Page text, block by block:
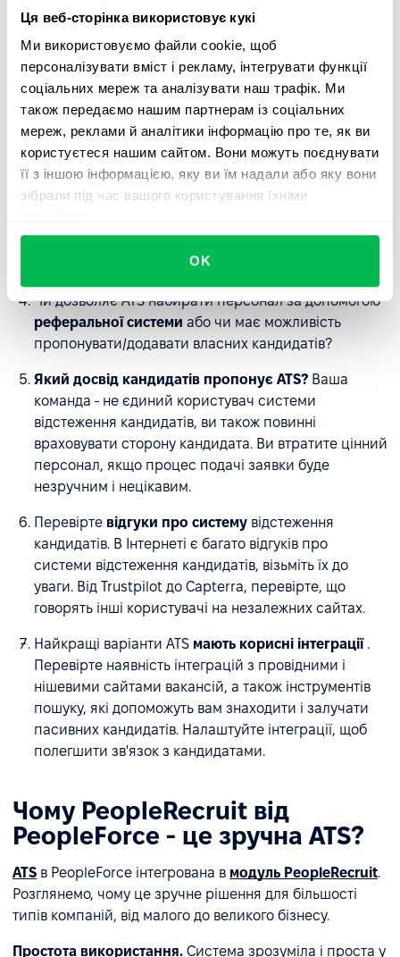
Ця веб-сторінка використовує кукі
Ми використовуємо файли cookie, щоб
персоналізувати вміст і рекламу, інтегрувати функції
соціальних мереж та аналізувати наш трафік. Ми
також передаємо нашим партнерам із соціальних
мереж, реклами й аналітики інформацію про те, як ви
користуєтеся нашим сайтом. Вони можуть поєднувати
її з іншою інформацією, яку ви їм надали або яку вони
зібрали під час вашого користування їхніми
OK
Чи забезпечує ATS простоту використання?
ніхто не може або не буде використовувати, або яке
наповнене функціями, що вам не потрібні. Шукайте
інтуїтивно зрозумілий дизайн, який сподобається
вашій команді з підбору персоналу.
Зверніть увагу напідтримку системита перевірте,
чи можна отримати доступ до неї для вирішення
всіх ваших нагальних питань. Перевірте час
детальний розділ підтримки на веб-сайті ATS.
Чи дозволяє ATS набирати персонал за допомогою
реферальної системи або чи має можливість
пропонувати/додавати власних кандидатів?
Який досвід кандидатів пропонує ATS? Ваша
команда - не єдиний користувач системи
відстеження кандидатів, ви також повинні
враховувати сторону кандидата. Ви втратите цінний
персонал, якщо процес подачі заявки буде
незручним і нецікавим.
Перевірте відгуки про систему відстеження
кандидатів. В Інтернеті є багато відгуків про
системи відстеження кандидатів, візьміть їх до
уваги. Від Trustpilot до Capterra, перевірте, що
говорять інші користувачі на незалежних сайтах.
Найкращі варіанти ATS мають корисні інтеграції.
Перевірте наявність інтеграцій з провідними і
нішевими сайтами вакансій, а також інструментів
пошуку, які допоможуть вам знаходити і залучати
пасивних кандидатів. Налаштуйте інтеграції, щоб
полегшити зв'язок з кандидатами.
Чому PeopleRecruit від
PeopleForce - це зручна ATS?
ATS в PeopleForce інтегрована в модуль PeopleRecruit.
Розглянемо, чому це зручне рішення для більшості
типів компаній, від малого до великого бізнесу.
Простота використання. Система зрозуміла і проста у